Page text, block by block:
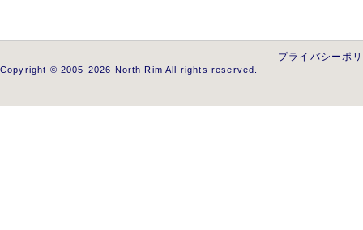
プライバシーポ
Copyright © 2005-2026 North Rim All rights reserved.